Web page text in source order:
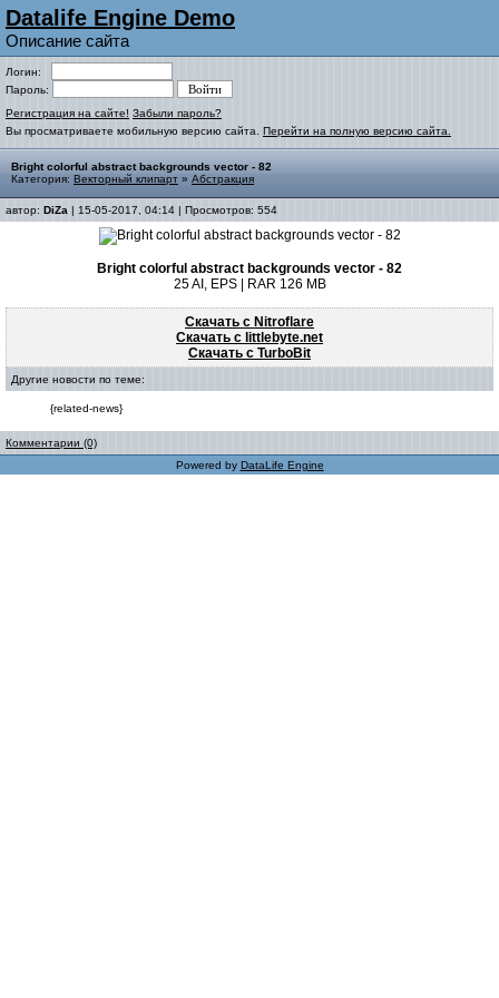
Datalife Engine Demo
Описание сайта
Логин:
Пароль:
Регистрация на сайте! Забыли пароль?
Вы просматриваете мобильную версию сайта. Перейти на полную версию сайта.
Bright colorful abstract backgrounds vector - 82
Категория: Векторный клипарт » Абстракция
автор: DiZa | 15-05-2017, 04:14 | Просмотров: 554
Bright colorful abstract backgrounds vector - 82
25 AI, EPS | RAR 126 MB
Скачать с Nitroflare
Скачать с littlebyte.net
Скачать с TurboBit
Другие новости по теме:
{related-news}
Комментарии (0)
Powered by DataLife Engine